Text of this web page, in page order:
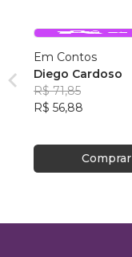
Em Contos
Diego Cardoso
R$ 71,85
R$ 56,88
Comprar